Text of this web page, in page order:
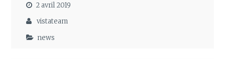
2 avril 2019
vistateam
news